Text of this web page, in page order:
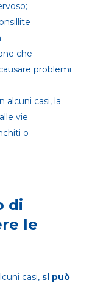
che
problemi
alcuni casi, la
vie
o
di
le
casi, si può